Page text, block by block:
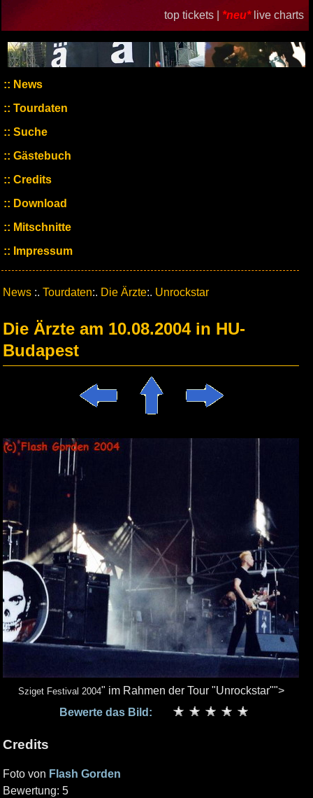
top tickets | *neu* live charts
News
Tourdaten
Suche
Gästebuch
Credits
Download
Mitschnitte
Impressum
News :. Tourdaten:. Die Ärzte:. Unrockstar
Die Ärzte am 10.08.2004 in HU-
Budapest
Sziget Festival 2004" im Rahmen der Tour "Unrockstar"">
Bewerte das Bild:
Credits
Foto von Flash Gorden
Bewertung: 5